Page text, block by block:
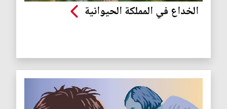
الخداع في المملكة الحيوانية